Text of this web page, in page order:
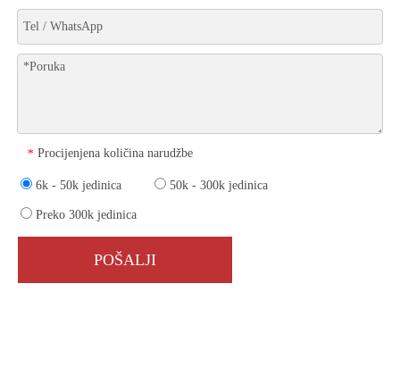
* Procijenjena količina narudžbe
6k - 50k jedinica 50k - 300k jedinica
Preko 300k jedinica
POŠALJI